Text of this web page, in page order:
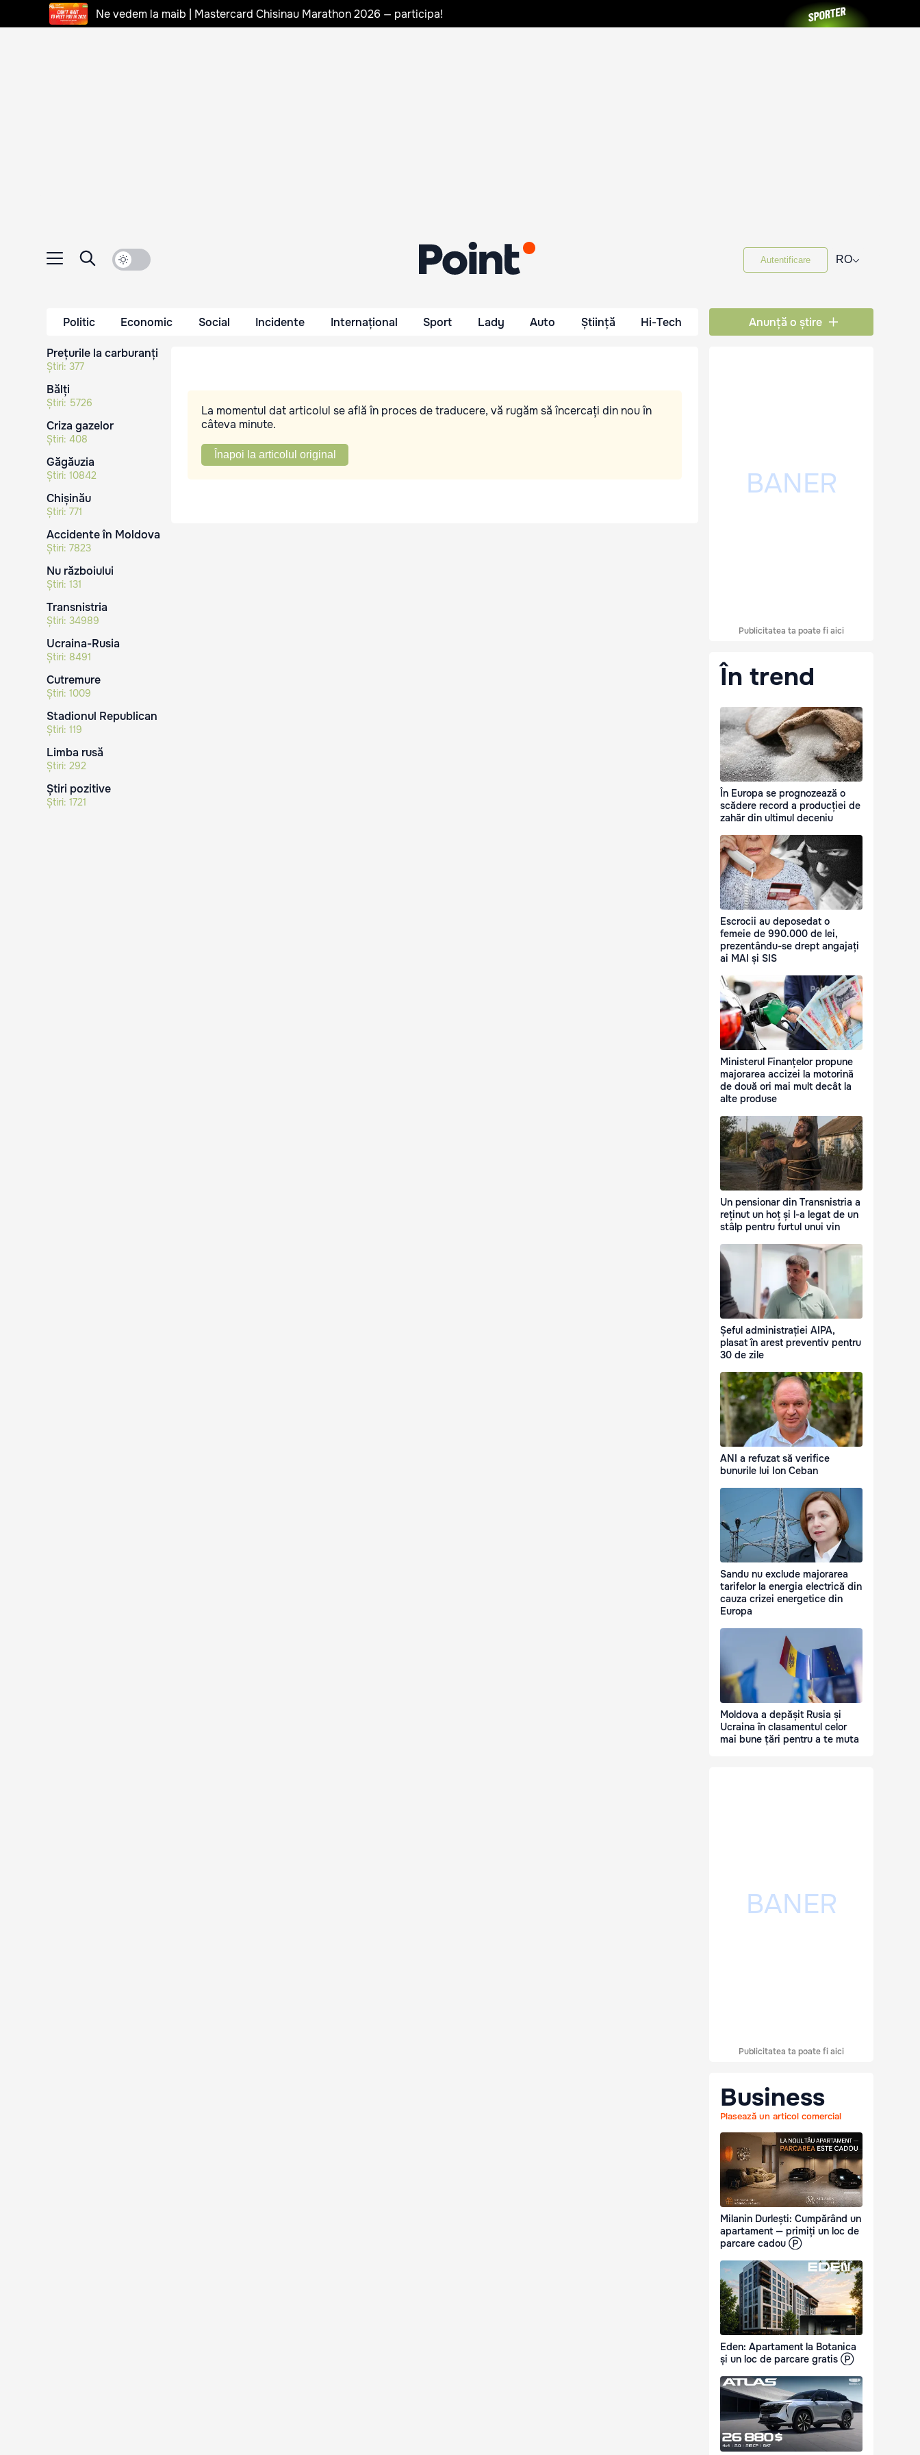
Ne vedem la maib | Mastercard Chisinau Marathon 2026 — participa!
Autentificare RO⌵
Politic Economic Social Incidente Internațional Sport Lady Auto Știință Hi-Tech Anunță o știre
Prețurile la carburanți
Știri: 377
Bălți
Știri: 5726
Criza gazelor
Știri: 408
Găgăuzia
Știri: 10842
Chișinău
Știri: 771
Accidente în Moldova
Știri: 7823
Nu războiului
Știri: 131
Transnistria
Știri: 34989
Ucraina-Rusia
Știri: 8491
Cutremure
Știri: 1009
Stadionul Republican
Știri: 119
Limba rusă
Știri: 292
Știri pozitive
Știri: 1721
La momentul dat articolul se află în proces de traducere, vă rugăm să încercați din nou în
câteva minute.
Înapoi la articolul original
Publicitatea ta poate fi aici
În trend
În Europa se prognozează o
scădere record a producției de
zahăr din ultimul deceniu
Escrocii au deposedat o
femeie de 990.000 de lei,
prezentându-se drept angajați
ai MAI și SIS
Ministerul Finanțelor propune
majorarea accizei la motorină
de două ori mai mult decât la
alte produse
Un pensionar din Transnistria a
reținut un hoț și l-a legat de un
stâlp pentru furtul unui vin
Șeful administrației AIPA,
plasat în arest preventiv pentru
30 de zile
ANI a refuzat să verifice
bunurile lui Ion Ceban
Sandu nu exclude majorarea
tarifelor la energia electrică din
cauza crizei energetice din
Europa
Moldova a depășit Rusia și
Ucraina în clasamentul celor
mai bune țări pentru a te muta
Publicitatea ta poate fi aici
Business
Plasează un articol comercial
Milanin Durlești: Cumpărând un
apartament — primiți un loc de
parcare cadou Ⓟ
Eden: Apartament la Botanica
și un loc de parcare gratis Ⓟ